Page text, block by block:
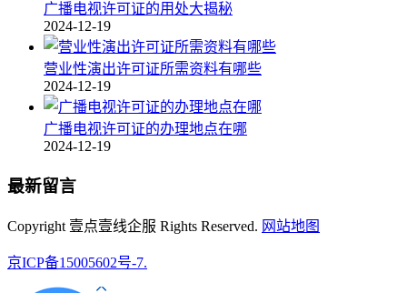
广播电视许可证的用处大揭秘
2024-12-19
营业性演出许可证所需资料有哪些
2024-12-19
广播电视许可证的办理地点在哪
2024-12-19
最新留言
Copyright 壹点壹线企服 Rights Reserved. 网站地图
京ICP备15005602号-7.